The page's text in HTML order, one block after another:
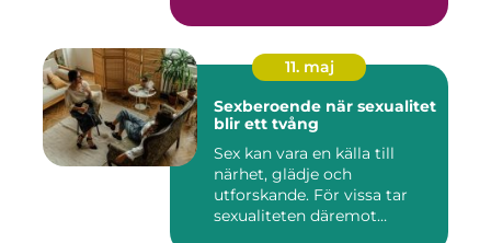
11. maj
Sexberoende när sexualitet
blir ett tvång
Sex kan vara en källa till
närhet, glädje och
utforskande. För vissa tar
sexualiteten däremot